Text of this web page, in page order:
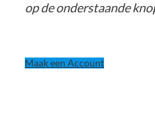
op de onderstaande
Maak een Account